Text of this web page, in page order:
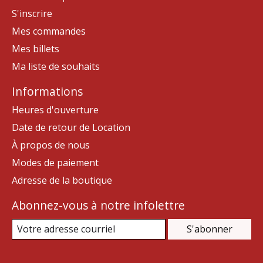
S'inscrire
Mes commandes
Mes billets
Ma liste de souhaits
Informations
Heures d'ouverture
Date de retour de Location
À propos de nous
Modes de paiement
Adresse de la boutique
Abonnez-vous à notre infolettre
S'abonner